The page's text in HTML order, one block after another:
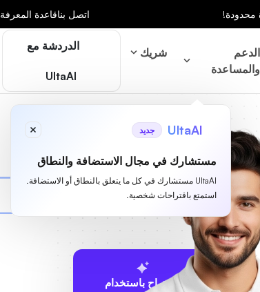
اتصل بناقاعدة المعرفة
الدعم
والمساعدة
شريك الدردشة مع
UltaAI
UltaAI جديد
مستشارك في مجال الاستضافة والنطاق
UltaAI مستشارك في كل ما يتعلق بالنطاق أو الاستضافة.
استمتع باقتراحات شخصية.
الاقتراح باستخدام